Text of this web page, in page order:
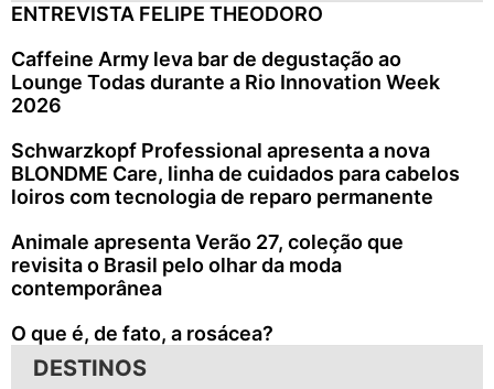
ENTREVISTA FELIPE THEODORO
Caffeine Army leva bar de degustação ao
Lounge Todas durante a Rio Innovation Week
2026
Schwarzkopf Professional apresenta a nova
BLONDME Care, linha de cuidados para cabelos
loiros com tecnologia de reparo permanente
Animale apresenta Verão 27, coleção que
revisita o Brasil pelo olhar da moda
contemporânea
O que é, de fato, a rosácea?
DESTINOS